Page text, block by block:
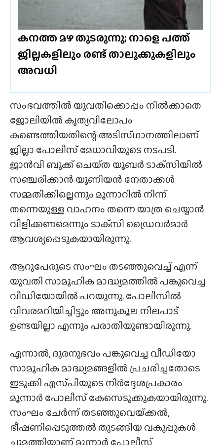
കനത്ത മഴ തുടരുന്നു; നാളെ പത്ത്
ജില്ലകളിലും രണ്ട് താലൂക്കുകളിലും
അവധി
സംഭവത്തിൽ യുവതിക്കൊപ്പം നിൽക്കാതെ
ജോലിയിൽ കൃത്യവിലോപം
കണ്ടെത്തിയതിന്റെ അടിസ്‌ഥാനത്തിലാണ്‌
ജില്ലാ പോലീസ് മേധാവിയുടെ നടപടി.
ജാൻവി ബുക്ക് ചെയ്‌ത യൂബർ ടാക്‌സിയിൽ
സഞ്ചരിക്കാൻ യൂണിയൻ നേതാക്കൾ
സമ്മതിക്കില്ലെന്നും മൂന്നാറിൽ നിന്ന്
തന്നെയുള്ള വാഹനം തന്നെ യാത്ര ചെയ്യാൻ
വിളിക്കണമെന്നും ടാക്‌സി ഡ്രൈവർമാർ
ആവശ്യപ്പെടുകയായിരുന്നു.
ആറുപേരുടെ സംഘം തടഞ്ഞുവെച്ച് എന്ന്
യുവതി സാമൂഹിക മാദ്ധ്യമത്തിൽ പങ്കുവെച്ച
വീഡിയോയിൽ പറയുന്നു. പോലീസിൽ
വിവരമറിയിച്ചിട്ടും അനുകൂല നിലപാട്
ഉണ്ടയില്ലാ എന്നും പരാതിയുണ്ടായിരുന്നു.
എന്നാൽ, ദുരനുഭവം പങ്കുവെച്ച വീഡിയോ
സാമൂഹിക മാദ്ധ്യമങ്ങളിൽ പ്രചരിച്ചതോടെ
ഇടുക്കി എസ്‌പിയുടെ നിർദ്ദേശപ്രകാരം
മൂന്നാർ പോലീസ് കേസെടുക്കുകയായിരുന്നു.
സംഘം ചേർന്ന് തടഞ്ഞുവെയ്‌ക്കൽ,
ഭീഷണിപ്പെടുത്തൽ തുടങ്ങിയ വകുപ്പുകൾ
ചുമത്തിയാണ് മൂന്നാർ പോലീസ്